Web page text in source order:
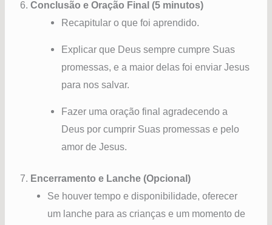
6.Conclusão e Oração Final (5 minutos)
Recapitular o que foi aprendido.
Explicar que Deus sempre cumpre Suas
promessas, e a maior delas foi enviar Jesus
para nos salvar.
Fazer uma oração final agradecendo a
Deus por cumprir Suas promessas e pelo
amor de Jesus.
7. Encerramento e Lanche (Opcional)
Se houver tempo e disponibilidade, oferecer
um lanche para as crianças e um momento de